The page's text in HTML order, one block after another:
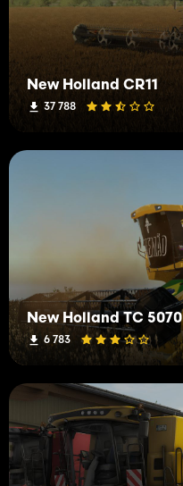
New Holland CR11
37 788
New Holland TC 5070
6 783